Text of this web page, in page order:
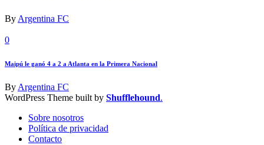
ByArgentina FC
0
Maipú le ganó 4 a 2 a Atlanta en la Primera Nacional
ByArgentina FC
WordPress Theme built by Shufflehound.
Sobre nosotros
Política de privacidad
Contacto